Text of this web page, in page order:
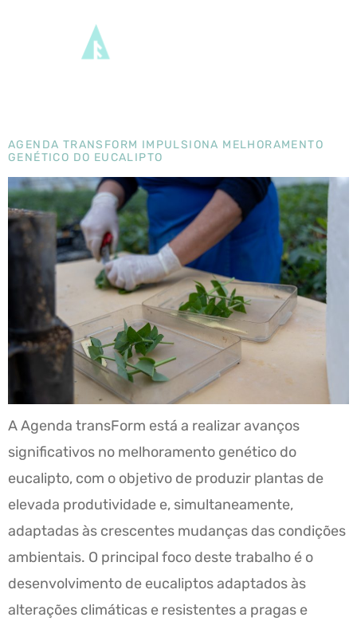
DIA:
MARÇO,
AGENDA TRANSFORM IMPULSIONA MELHORAMENTO
GENÉTICO DO EUCALIPTO
A Agenda transForm está a realizar avanços
significativos no melhoramento genético do
eucalipto, com o objetivo de produzir plantas de
elevada produtividade e, simultaneamente,
adaptadas às crescentes mudanças das condições
ambientais. O principal foco deste trabalho é o
desenvolvimento de eucaliptos adaptados às
alterações climáticas e resistentes a pragas e